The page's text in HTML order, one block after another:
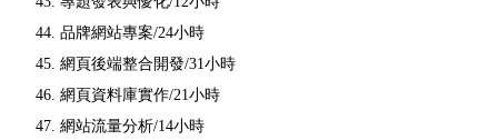
44. 品牌網站專案/24小時
45. 網頁後端整合開發/31小時
46. 網頁資料庫實作/21小時
47. 網站流量分析/14小時